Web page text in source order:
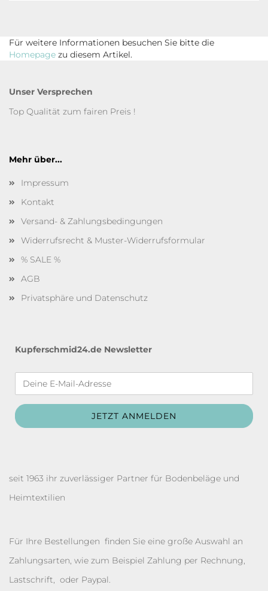
Für weitere Informationen besuchen Sie bitte die
Homepage zu diesem Artikel.
Unser Versprechen
Top Qualität zum fairen Preis !
Mehr über...
Impressum
Kontakt
Versand- & Zahlungsbedingungen
Widerrufsrecht & Muster-Widerrufsformular
% SALE %
AGB
Privatsphäre und Datenschutz
Kupferschmid24.de Newsletter
seit 1963 ihr zuverlässiger Partner für Bodenbeläge und
Heimtextilien
Für Ihre Bestellungen finden Sie eine große Auswahl an
Zahlungsarten, wie zum Beispiel Zahlung per Rechnung,
Lastschrift, oder Paypal.